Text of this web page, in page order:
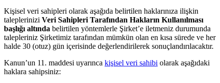
Kişisel veri sahipleri olarak aşağıda belirtilen haklarınıza ilişkin
taleplerinizi Veri Sahipleri Tarafından Hakların Kullanılması
başlığı altında belirtilen yöntemlerle Şirket’e iletmeniz durumunda
talepleriniz Şirketimiz tarafından mümkün olan en kısa sürede ve her
halde 30 (otuz) gün içerisinde değerlendirilerek sonuçlandırılacaktır.
Kanun’un 11. maddesi uyarınca kişisel veri sahibi olarak aşağıdaki
haklara sahipsiniz: